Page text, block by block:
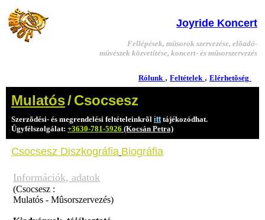
Joyride Koncert
Fellépések, mûsorok szervezése, elõadó-
mûvészek közvetítése, koncert- és mûsorszervezés
Rólunk , Feltételek , Elérhetõség
Mulatós/Csocsesz
Szerzõdési- és megrendelési feltételeinkrõl itttájékozódhat.
Ügyfélszolgálat: +3630-781-5926 (Kocsán Petra)
Csocsesz Diszkográfia Biográfia
Információk, adatok
(Csocsesz :
Mulatós - Mûsorszervezés)